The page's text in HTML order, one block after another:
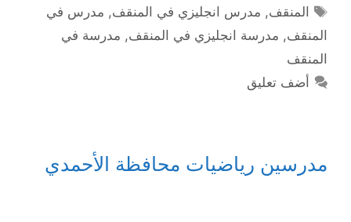
الوسوم
المنقف, مدرس انجليزي في المنقف, مدرس في
المنقف, مدرسة انجليزي في المنقف, مدرسة في
المنقف
أضف تعليق
مدرسين رياضيات محافظة الأحمدي